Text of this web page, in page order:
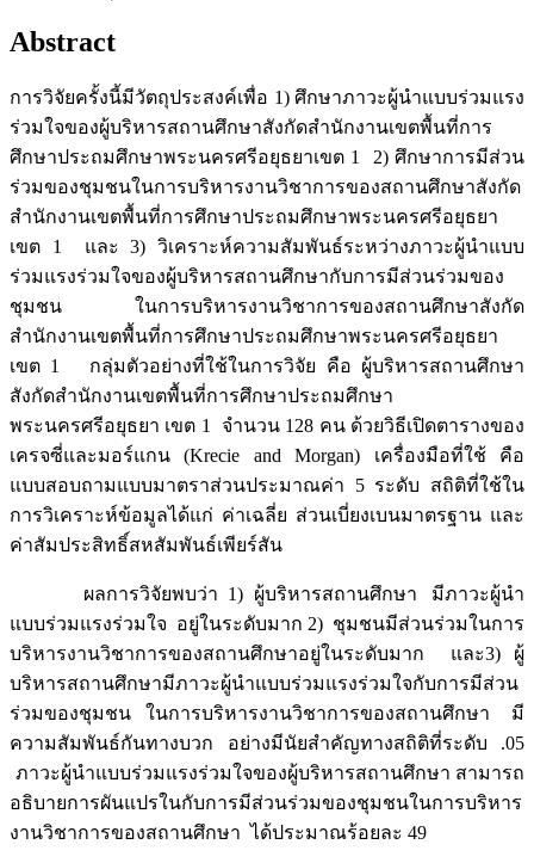
Abstract
การวิจัยครั้งนี้มีวัตถุประสงค์เพื่อ 1) ศึกษาภาวะผู้นำแบบร่วมแรง
ร่วมใจของผู้บริหารสถานศึกษาสังกัดสำนักงานเขตพื้นที่การ
ศึกษาประถมศึกษาพระนครศรีอยุธยาเขต 1 2) ศึกษาการมีส่วน
ร่วมของชุมชนในการบริหารงานวิชาการของสถานศึกษาสังกัด
สำนักงานเขตพื้นที่การศึกษาประถมศึกษาพระนครศรีอยุธยา
เขต 1 และ 3) วิเคราะห์ความสัมพันธ์ระหว่างภาวะผู้นำแบบ
ร่วมแรงร่วมใจของผู้บริหารสถานศึกษากับการมีส่วนร่วมของ
ชุมชน ในการบริหารงานวิชาการของสถานศึกษาสังกัด
สำนักงานเขตพื้นที่การศึกษาประถมศึกษาพระนครศรีอยุธยา
เขต 1 กลุ่มตัวอย่างที่ใช้ในการวิจัย คือ ผู้บริหารสถานศึกษา
สังกัดสำนักงานเขตพื้นที่การศึกษาประถมศึกษา
พระนครศรีอยุธยา เขต 1 จำนวน 128 คน ด้วยวิธีเปิดตารางของ
เครจซี่และมอร์แกน (Krecie and Morgan) เครื่องมือที่ใช้ คือ
แบบสอบถามแบบมาตราส่วนประมาณค่า 5 ระดับ สถิติที่ใช้ใน
การวิเคราะห์ข้อมูลได้แก่ ค่าเฉลี่ย ส่วนเบี่ยงเบนมาตรฐาน และ
ค่าสัมประสิทธิ์สหสัมพันธ์เพียร์สัน
ผลการวิจัยพบว่า 1) ผู้บริหารสถานศึกษา มีภาวะผู้นำ
แบบร่วมแรงร่วมใจ อยู่ในระดับมาก 2) ชุมชนมีส่วนร่วมในการ
บริหารงานวิชาการของสถานศึกษาอยู่ในระดับมาก และ3) ผู้
บริหารสถานศึกษามีภาวะผู้นำแบบร่วมแรงร่วมใจกับการมีส่วน
ร่วมของชุมชน ในการบริหารงานวิชาการของสถานศึกษา มี
ความสัมพันธ์กันทางบวก อย่างมีนัยสำคัญทางสถิติที่ระดับ .05
ภาวะผู้นำแบบร่วมแรงร่วมใจของผู้บริหารสถานศึกษา สามารถ
อธิบายการผันแปรในกับการมีส่วนร่วมของชุมชนในการบริหาร
งานวิชาการของสถานศึกษา ได้ประมาณร้อยละ 49